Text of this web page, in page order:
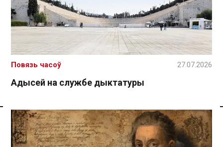
Спасылка без VPN
Адысей на службе дыктатуры
Повязь часоў 27.07.2026